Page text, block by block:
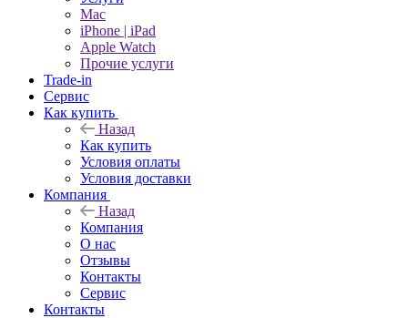
Mac
iPhone | iPad
Apple Watch
Прочие услуги
Trade-in
Сервис
Как купить
Назад
Как купить
Условия оплаты
Условия доставки
Компания
Назад
Компания
О нас
Отзывы
Контакты
Сервис
Контакты